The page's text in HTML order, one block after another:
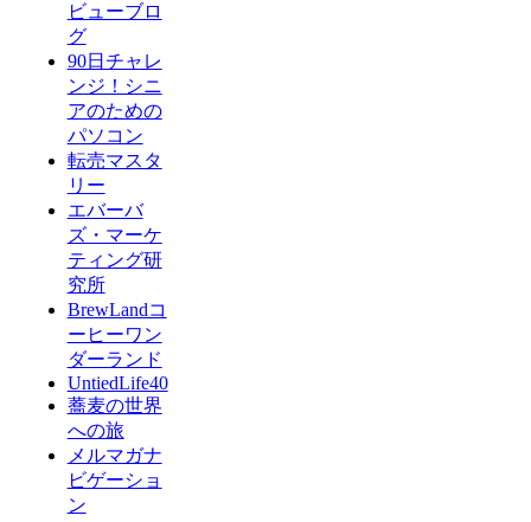
ビューブロ
グ
90日チャレ
ンジ！シニ
アのための
パソコン
転売マスタ
リー
エバーバ
ズ・マーケ
ティング研
究所
BrewLandコ
ーヒーワン
ダーランド
UntiedLife40
蕎麦の世界
への旅
メルマガナ
ビゲーショ
ン